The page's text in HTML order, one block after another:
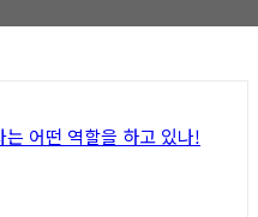
어떤 역할을 하고 있나!